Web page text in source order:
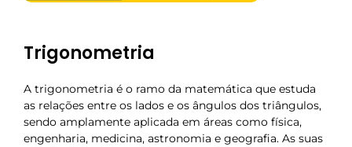
Trigonometria
A trigonometria é o ramo da matemática que estuda
as relações entre os lados e os ângulos dos triângulos,
sendo amplamente aplicada em áreas como física,
engenharia, medicina, astronomia e geografia. As suas